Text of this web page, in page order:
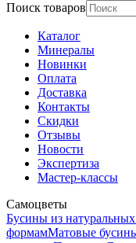
Поиск товаров
Каталог
Минералы
Новинки
Оплата
Доставка
Контакты
Скидки
Отзывы
Новости
Экспертиза
Мастер-классы
Самоцветы
Бусины из
формамМатовые